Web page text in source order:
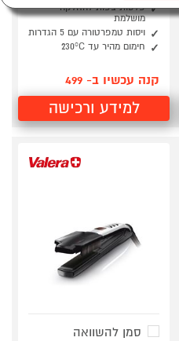
פלטות צפות להחלקה
מושלמת
ויסות טמפרטורה עם 5 הגדרות
חימום מהיר עד 230°C
קנה עכשיו ב- 499
למידע ורכישה
סמן להשוואה